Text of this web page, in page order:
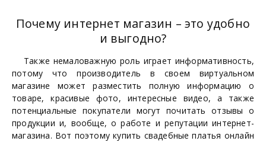
Почему интернет магазин – это удобно
и выгодно?
Также немаловажную роль играет информативность,
потому что производитель в своем виртуальном
магазине может разместить полную информацию о
товаре, красивые фото, интересные видео, а также
потенциальные покупатели могут почитать отзывы о
продукции и, вообще, о работе и репутации интернет-
магазина. Вот поэтому купить свадебные платья онлайн